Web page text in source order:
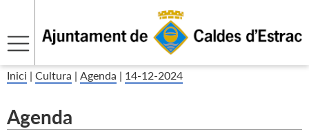
Inici | Cultura | Agenda | 14-12-2024
Agenda